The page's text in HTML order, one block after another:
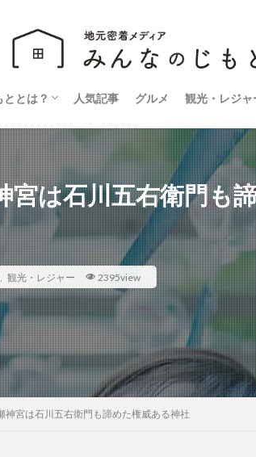
とは？
ポリシー
人気記事 グルメ 観光・レジャ
宮は石川五右衛門も
観光・レジャー 2395view
神宮は石川五右衛門も諦めた権威ある神社